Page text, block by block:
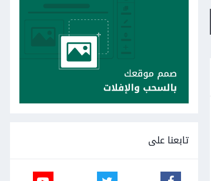
تابعنا على